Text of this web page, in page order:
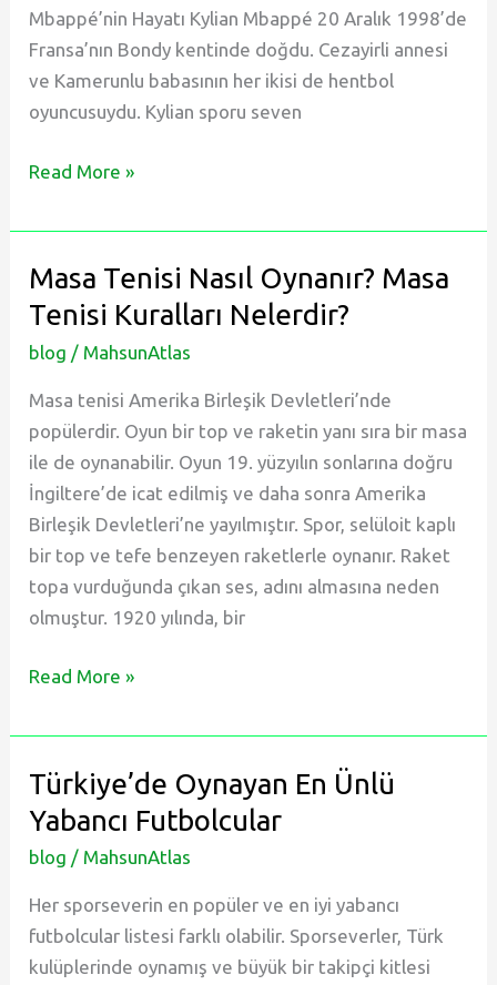
Mbappé’nin Hayatı Kylian Mbappé 20 Aralık 1998’de
Fransa’nın Bondy kentinde doğdu. Cezayirli annesi
ve Kamerunlu babasının her ikisi de hentbol
oyuncusuydu. Kylian sporu seven
Kylian
kimdir?
Read More »
Masa Tenisi Nasıl Oynanır? Masa
Tenisi Kuralları Nelerdir?
blog / MahsunAtlas
Masa tenisi Amerika Birleşik Devletleri’nde
popülerdir. Oyun bir top ve raketin yanı sıra bir masa
ile de oynanabilir. Oyun 19. yüzyılın sonlarına doğru
İngiltere’de icat edilmiş ve daha sonra Amerika
Birleşik Devletleri’ne yayılmıştır. Spor, selüloit kaplı
bir top ve tefe benzeyen raketlerle oynanır. Raket
topa vurduğunda çıkan ses, adını almasına neden
olmuştur. 1920 yılında, bir
Masa
Nasıl
Oynanır?
Masa
Tenisi
Kuralları
Read More »
Türkiye’de Oynayan En Ünlü
Yabancı Futbolcular
blog / MahsunAtlas
Her sporseverin en popüler ve en iyi yabancı
futbolcular listesi farklı olabilir. Sporseverler, Türk
kulüplerinde oynamış ve büyük bir takipçi kitlesi